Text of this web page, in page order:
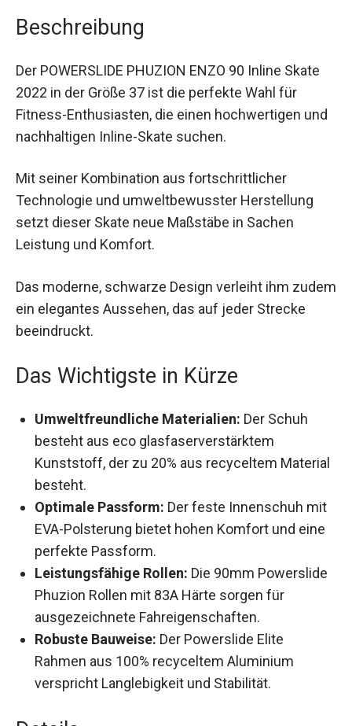
Beschreibung
Der POWERSLIDE PHUZION ENZO 90 Inline Skate
2022 in der Größe 37 ist die perfekte Wahl für
Fitness-Enthusiasten, die einen hochwertigen
und nachhaltigen Inline-Skate suchen.
Mit seiner Kombination aus fortschrittlicher
Technologie und umweltbewusster Herstellung
setzt dieser Skate neue Maßstäbe in Sachen
Leistung und Komfort.
Das moderne, schwarze Design verleiht ihm
zudem ein elegantes Aussehen, das auf jeder
Strecke beeindruckt.
Das Wichtigste in Kürze
Umweltfreundliche Materialien:
Der Schuh
besteht aus eco glasfaserverstärktem
Kunststoff, der zu 20% aus recyceltem
Material besteht.
Optimale Passform:
Der feste Innenschuh
mit EVA-Polsterung bietet hohen Komfort und
eine perfekte Passform.
Leistungsfähige Rollen:
Die 90mm
Powerslide Phuzion Rollen mit 83A Härte
sorgen für ausgezeichnete
Fahreigenschaften.
Robuste Bauweise:
Der Powerslide Elite
Rahmen aus 100% recyceltem Aluminium
verspricht Langlebigkeit und Stabilität.